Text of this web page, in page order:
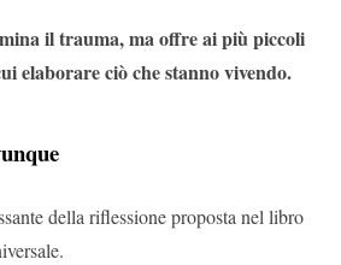
il trauma, ma offre ai più piccoli
elaborare ciò che stanno vivendo.
della riflessione proposta nel libro